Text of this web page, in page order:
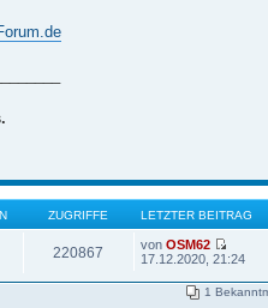
ZUGRIFFE LETZTER BEITRAG
220867 von OSM62
17.12.2020, 21:24
1